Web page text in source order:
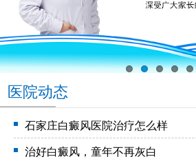
医院动态
石家庄白癜风医院治疗怎么样
治好白癜风，童年不再灰白